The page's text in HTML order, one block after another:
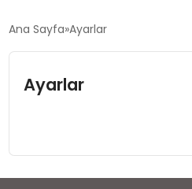
GÜNDEM
Ana Sayfa Ayarlar
Ayarlar